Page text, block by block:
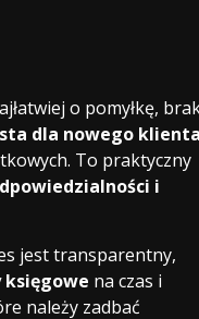
o pomyłkę,
dla nowego
To praktyczny
i
jest transparentny,
na czas i
należy zadbać